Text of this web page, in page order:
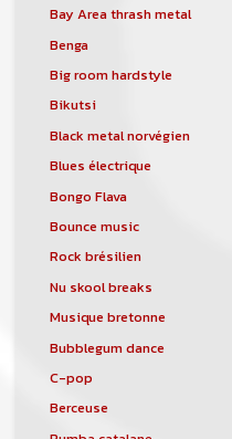
Bay Area thrash metal
Benga
Big room hardstyle
Bikutsi
Black metal norvégien
Blues électrique
Bongo Flava
Bounce music
Rock brésilien
Nu skool breaks
Musique bretonne
Bubblegum dance
C-pop
Berceuse